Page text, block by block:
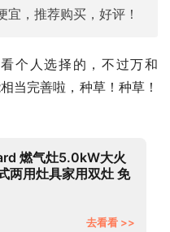
，推荐购买，好评！
个人选择的，不过万和
当完善啦，种草！种草！
燃气灶5.0kW大火
两用灶具家用双灶 免
去看看 >>